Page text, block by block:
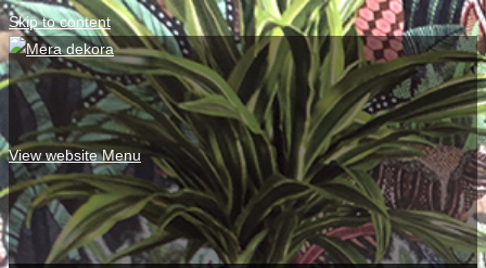
Skip to content
View website Menu